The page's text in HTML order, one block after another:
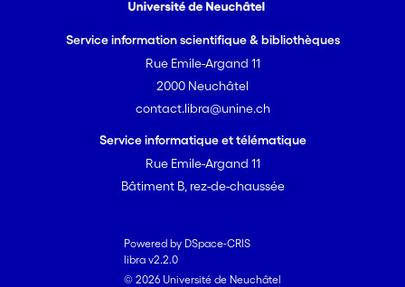
Service information scientifique & bibliothèques
Rue Emile-Argand 11
2000 Neuchâtel
contact.libra@unine.ch
Service informatique et télématique
Rue Emile-Argand 11
Bâtiment B, rez-de-chaussée
Powered by DSpace-CRIS
libra v2.2.0
© 2026 Université de Neuchâtel